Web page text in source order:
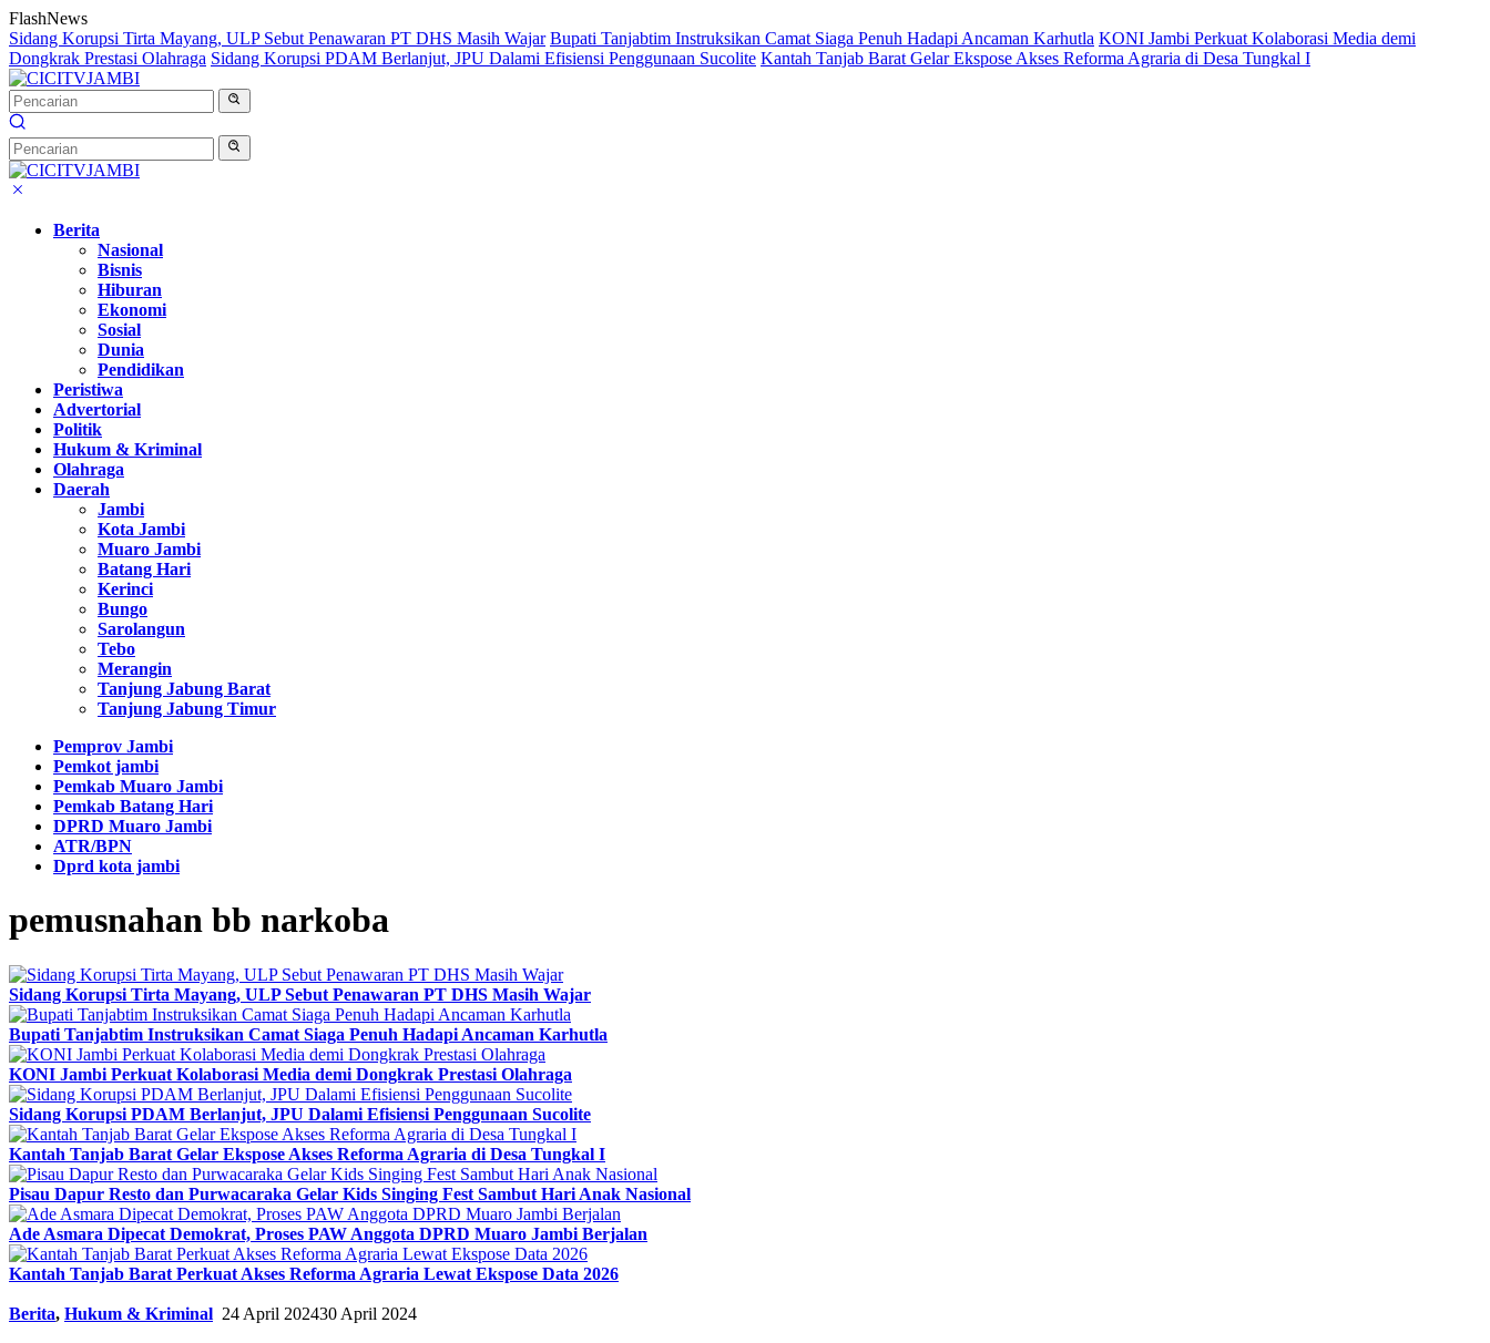
Langsung
ke
konten
FlashNews
Sidang Korupsi Tirta Mayang, ULP Sebut Penawaran PT DHS Masih Wajar Bupati Tanjabtim Instruksikan Camat Siaga Penuh Hadapi Ancaman Karhutla KONI Jambi Perkuat Kolaborasi Media demi
Dongkrak Prestasi Olahraga Sidang Korupsi PDAM Berlanjut, JPU Dalami Efisiensi Penggunaan Sucolite Kantah Tanjab Barat Gelar Ekspose Akses Reforma Agraria di Desa Tungkal I
Berita
Nasional
Bisnis
Hiburan
Ekonomi
Sosial
Dunia
Pendidikan
Peristiwa
Advertorial
Politik
Hukum & Kriminal
Olahraga
Daerah
Jambi
Kota Jambi
Muaro Jambi
Batang Hari
Kerinci
Bungo
Sarolangun
Tebo
Merangin
Tanjung Jabung Barat
Tanjung Jabung Timur
Pemprov Jambi
Pemkot jambi
Pemkab Muaro Jambi
Pemkab Batang Hari
DPRD Muaro Jambi
ATR/BPN
Dprd kota jambi
pemusnahan bb narkoba
Sidang Korupsi Tirta Mayang, ULP Sebut Penawaran PT DHS Masih Wajar
Bupati Tanjabtim Instruksikan Camat Siaga Penuh Hadapi Ancaman Karhutla
KONI Jambi Perkuat Kolaborasi Media demi Dongkrak Prestasi Olahraga
Sidang Korupsi PDAM Berlanjut, JPU Dalami Efisiensi Penggunaan Sucolite
Kantah Tanjab Barat Gelar Ekspose Akses Reforma Agraria di Desa Tungkal I
Pisau Dapur Resto dan Purwacaraka Gelar Kids Singing Fest Sambut Hari Anak Nasional
Ade Asmara Dipecat Demokrat, Proses PAW Anggota DPRD Muaro Jambi Berjalan
Kantah Tanjab Barat Perkuat Akses Reforma Agraria Lewat Ekspose Data 2026
Berita, Hukum & Kriminal 24 April 202430 April 2024